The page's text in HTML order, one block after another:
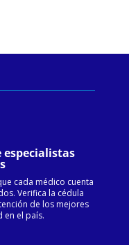
especialistas
cada médico cuenta
Verifica la cédula
de los mejores
en el país.